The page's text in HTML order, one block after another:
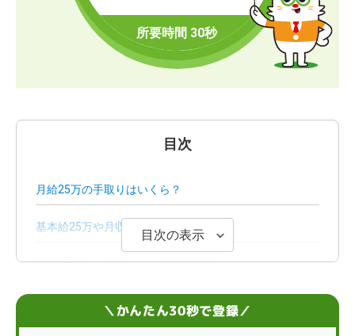
目次
月給25万の手取りはいくら？
基本給25万や月収25万の手取りは？
月給25万から控除される社会保険料
目次の表示
＼かんたん30秒で登録／